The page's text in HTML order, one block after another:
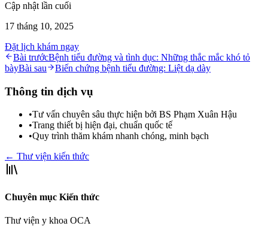
Cập nhật lần cuối
17 tháng 10, 2025
Đặt lịch khám ngay
Bài trướcBệnh tiểu đường và tình dục: Những thắc mắc khó tỏ
bàyBài sau Biến chứng bệnh tiểu đường: Liệt dạ dày
Thông tin dịch vụ
•Tư vấn chuyên sâu thực hiện bởi BS Phạm Xuân Hậu
•Trang thiết bị hiện đại, chuẩn quốc tế
•Quy trình thăm khám nhanh chóng, minh bạch
← Thư viện kiến thức
Chuyên mục Kiến thức
Thư viện y khoa OCA